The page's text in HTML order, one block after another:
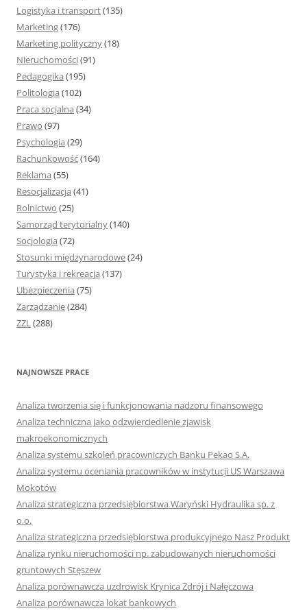
Logistyka i transport(135)
Marketing(176)
Marketing polityczny(18)
Nieruchomości(91)
Pedagogika (195)
Politologia (102)
Praca socjalna (34)
Prawo (97)
Psychologia (29)
Rachunkowość(164)
Reklama (55)
Resocjalizacja (41)
Rolnictwo (25)
Samorząd terytorialny(140)
Socjologia (72)
Stosunki międzynarodowe(24)
Turystyka i rekreacja (137)
Ubezpieczenia (75)
Zarządzanie(284)
ZZL(288)
NAJNOWSZE PRACE
Analiza tworzenia się i funkcjonowania nadzoru finansowego
Analiza techniczna jako odzwierciedlenie zjawisk
makroekonomicznych
Analiza systemu szkoleń pracowniczych Banku Pekao S.A.
Analiza systemu oceniania pracowników w instytucji US Warszawa
Mokotów
Analiza strategiczna przedsiębiorstwa Waryński Hydraulika sp. z
o.o.
Analiza strategiczna przedsiębiorstwa produkcyjnego Nasz Produkt
Analiza rynku nieruchomości np. zabudowanych nieruchomości
gruntowych Stęszew
Analiza porównawcza uzdrowisk Krynica Zdrój i Nałęczowa
Analiza porównawcza lokat bankowych